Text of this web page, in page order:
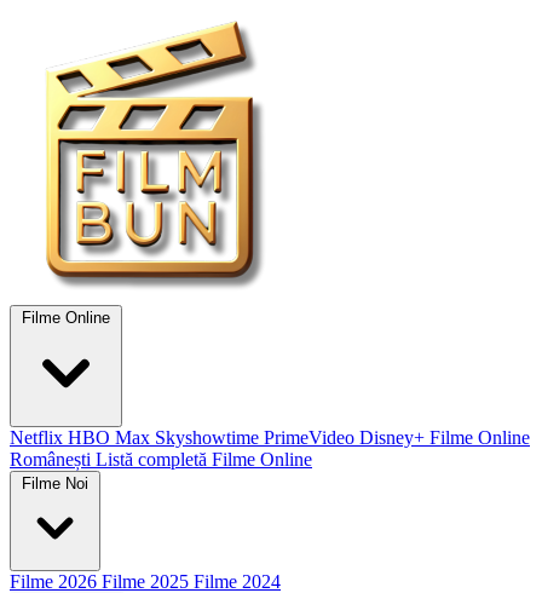
Filme Online
Netflix HBO Max Skyshowtime PrimeVideo Disney+ Filme Online
Românești Listă completă Filme Online
Filme Noi
Filme 2026 Filme 2025 Filme 2024